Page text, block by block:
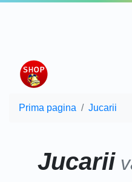
Prima pagina Jucarii
Jucarii